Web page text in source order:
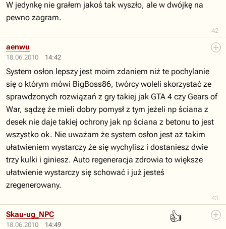
42
W jedynkę nie grałem jakoś tak wyszło, ale w dwójkę na
pewno zagram.
18.06.2010 14:42
43
aenwu
System osłon lepszy jest moim zdaniem niż te pochylanie
się o którym mówi BigBoss86, twórcy woleli skorzystać ze
sprawdzonych rozwiązań z gry takiej jak GTA 4 czy Gears of
War, sądzę że mieli dobry pomysł z tym jeżeli np ściana z
desek nie daje takiej ochrony jak np ściana z betonu to jest
wszystko ok. Nie uważam że system osłon jest aż takim
ułatwieniem wystarczy że się wychylisz i dostaniesz dwie
trzy kulki i giniesz. Auto regeneracja zdrowia to większe
ułatwienie wystarczy się schować i już jesteś
zregenerowany.
18.06.2010 14:49
👍
Skau-ug_NPC